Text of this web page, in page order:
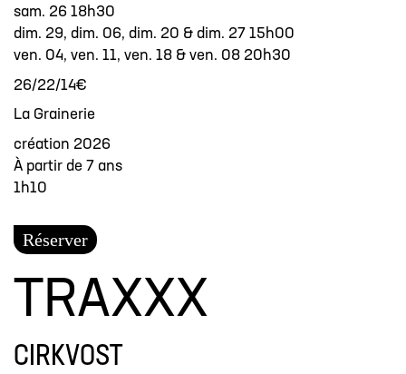
sam. 26 18h30
dim. 29, dim. 06, dim. 20 & dim. 27 15h00
ven. 04, ven. 11, ven. 18 & ven. 08 20h30
26/22/14€
La Grainerie
création 2026
À partir de 7 ans
1h10
Réserver
TRAXXX
CIRKVOST